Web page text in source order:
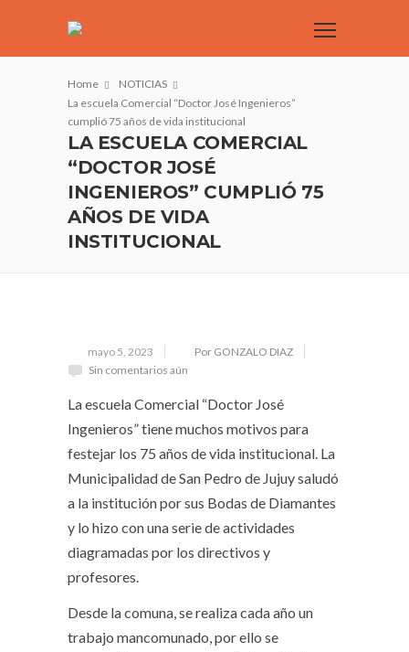
Home
NOTICIAS
La escuela Comercial “Doctor José Ingenieros”
cumplió 75 años de vida institucional
LA ESCUELA COMERCIAL
“DOCTOR JOSÉ
INGENIEROS” CUMPLIÓ 75
AÑOS DE VIDA
INSTITUCIONAL
mayo 5, 2023
Por GONZALO DIAZ
Sin comentarios aún
La escuela Comercial “Doctor José
Ingenieros” tiene muchos motivos para
festejar los 75 años de vida institucional. La
Municipalidad de San Pedro de Jujuy saludó
a la institución por sus Bodas de Diamantes
y lo hizo con una serie de actividades
diagramadas por los directivos y
profesores.
Desde la comuna, se realiza cada año un
trabajo mancomunado, por ello se